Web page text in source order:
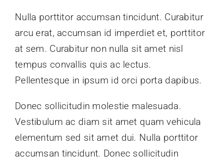
Nulla porttitor accumsan tincidunt. Curabitur
arcu erat, accumsan id imperdiet et, porttitor
at sem. Curabitur non nulla sit amet nisl
tempus convallis quis ac lectus.
Pellentesque in ipsum id orci porta dapibus.
Donec sollicitudin molestie malesuada.
Vestibulum ac diam sit amet quam vehicula
elementum sed sit amet dui. Nulla porttitor
accumsan tincidunt. Donec sollicitudin